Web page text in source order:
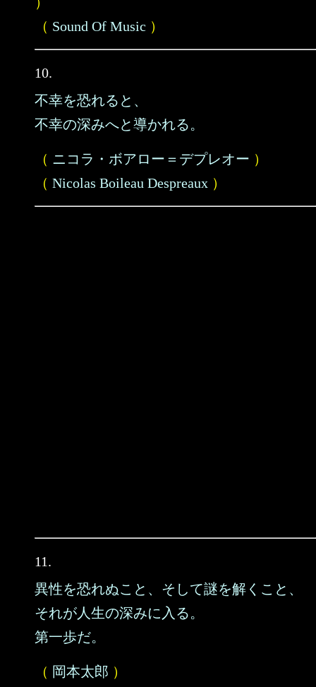
（ Sound Of Music ）
10.
不幸を恐れると、
不幸の深みへと導かれる。
（ ニコラ・ボアロー＝デプレオー ）
（ Nicolas Boileau Despreaux ）
11.
異性を恐れぬこと、そして謎を解くこと、
それが人生の深みに入る。
第一歩だ。
（ 岡本太郎 ）